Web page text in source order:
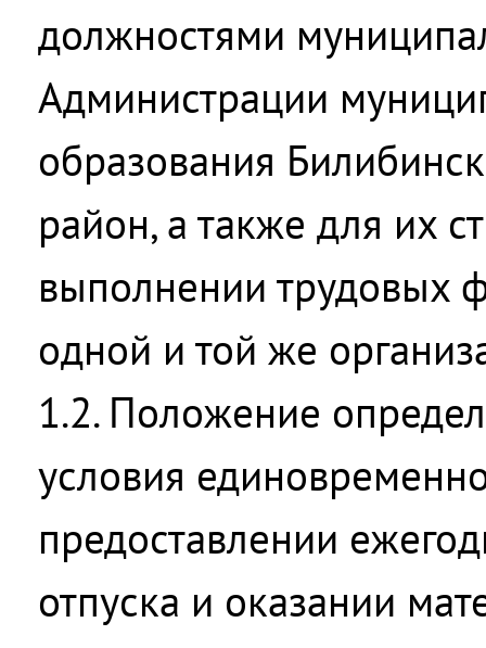
должностями
Администрации
образования
район, а также для их
выполнении трудовых
одной и той же
1.2. Положение
условия
предоставлении
отпуска и оказании